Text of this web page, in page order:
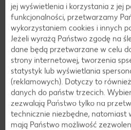
smaczny składnik sałatek.
Prawidłowe przechowywanie udek
znaczenie dla ich świeżości i
zakupie lub przygotowaniu należy
lodówce, najlepiej w
szczelnie zamkniętych plastikowych
temperatura wynosi od 0 do 4 stopni
kurczaka powinny zostać zjedzone
zamrozić w celu dłuższego
rozmrażania najlepiej trzymać je w
jej wyświetlenia i korzystania z jej
funkcjonalności, przetwarzamy
wykorzystaniem cookies i innych
Jeżeli wyrażą Państwo zgodę na
dane będą przetwarzane w celu
strony internetowej, tworzenia
statystyk lub wyświetlania
(reklamowych). Dotyczy to
danych do państw trzecich.
zezwalają Państwo tylko na
technicznie niezbędne, natomiast
mają Państwo możliwość